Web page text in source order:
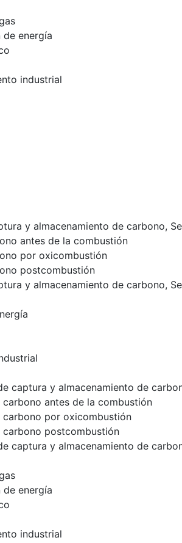
de energía
industrial
y almacenamiento de carbono,
antes de la combustión
por oxicombustión
postcombustión
y almacenamiento de carbono,
captura y almacenamiento de
carbono antes de la combustión
carbono por oxicombustión
carbono postcombustión
captura y almacenamiento de
de energía
industrial